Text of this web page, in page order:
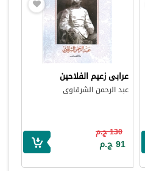
عرابى زعيم الفلاحين
عبد الرحمن الشرقاوى
130 ج.م
91 ج.م